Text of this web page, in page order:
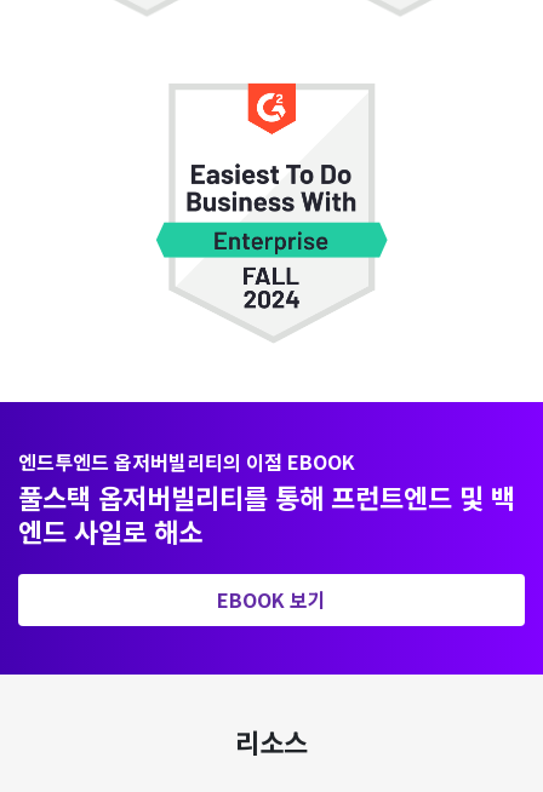
엔드투엔드 옵저버빌리티의 이점 EBOOK
풀스택 옵저버빌리티를 통해 프런트엔드 및 백
엔드 사일로 해소
EBOOK 보기
리소스